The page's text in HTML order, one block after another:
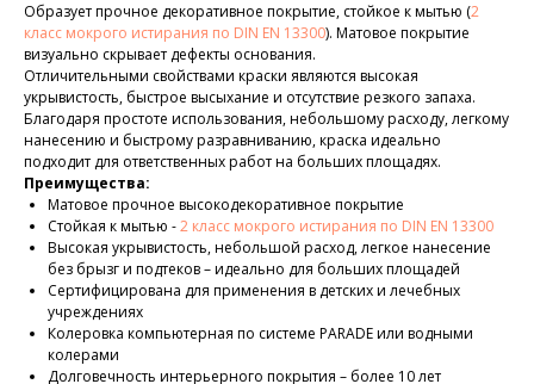
Образует прочное декоративное покрытие, стойкое к мытью (2
класс мокрого истирания по DIN EN 13300). Матовое покрытие
визуально скрывает дефекты основания.
Отличительными свойствами краски являются высокая
укрывистость, быстрое высыхание и отсутствие резкого запаха.
Благодаря простоте использования, небольшому расходу, легкому
нанесению и быстрому разравниванию, краска идеально
подходит для ответственных работ на больших площадях.
Преимущества:
Матовое прочное высокодекоративное покрытие
Стойкая к мытью -2 класс мокрого истирания по DIN EN 13300
Высокая укрывистость, небольшой расход, легкое нанесение
без брызг и подтеков – идеально для больших площадей
Сертифицирована для применения в детских и лечебных
учреждениях
Колеровка компьютерная по системе PARADE или водными
колерами
Долговечность интерьерного покрытия – более 10 лет